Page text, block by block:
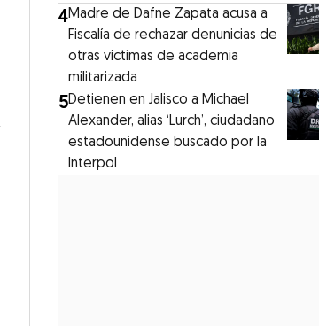
4Madre de Dafne Zapata acusa a
Fiscalía de rechazar denunicias de
otras víctimas de academia
militarizada
5Detienen en Jalisco a Michael
Alexander, alias ‘Lurch’, ciudadano
estadounidense buscado por la
Interpol